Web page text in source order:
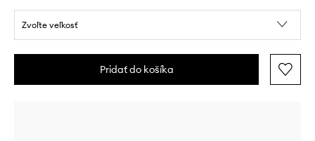
Zvoľte veľkosť
Pridať do košíka